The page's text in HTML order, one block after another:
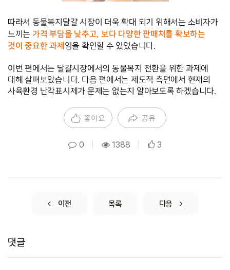
따라서 동물복지달걀 시장이 더욱 확대 되기 위해서는 소비자가
느끼는 가격 부담을 낮추고, 보다 다양한 판매처를 확보하는
것이 중요한 과제 임을 확인할 수 있었습니다.
이번 편에서는 달걀시장에서의 동물복지 전환을 위한 과제에
대해 살펴보았습니다. 다음 편에서는 제도적 측면에서 현재의
사육환경 난각표시제가 문제는 없는지 알아보도록 하겠습니다.
좋아요 공유
0 1388 3
이전 목록 다음
댓글